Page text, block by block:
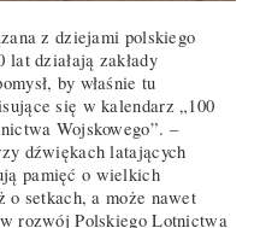
z dziejami polskiego
działają zakłady
by właśnie tu
się w kalendarz „100
Wojskowego”. –
dźwiękach latających
pamięć o wielkich
setkach, a może nawet
rozwój Polskiego Lotnictwa